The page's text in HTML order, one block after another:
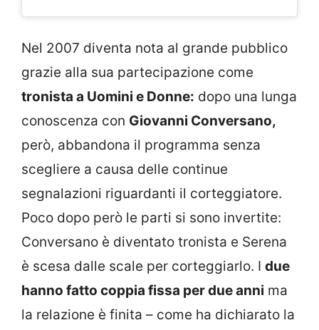
Nel 2007 diventa nota al grande pubblico
grazie alla sua partecipazione come
tronista a Uomini e Donne: dopo una lunga
conoscenza con Giovanni Conversano,
però, abbandona il programma senza
scegliere a causa delle continue
segnalazioni riguardanti il corteggiatore.
Poco dopo però le parti si sono invertite:
Conversano è diventato tronista e Serena
è scesa dalle scale per corteggiarlo. I due
hanno fatto coppia fissa per due anni ma
la relazione è finita – come ha dichiarato la